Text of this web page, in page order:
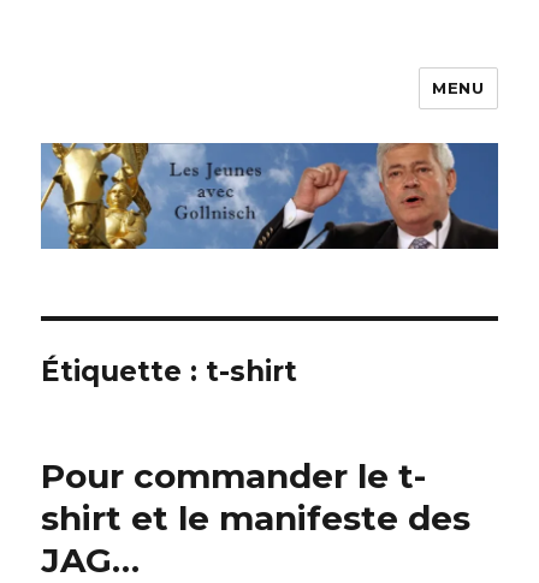
Les jeunes avec Gollnisch
MENU
Étiquette : t-shirt
Pour commander le t-
shirt et le manifeste des
JAG…